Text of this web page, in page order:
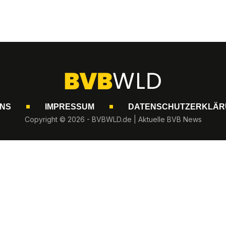
IMPRESSUM
Copyright © 2026 - BVBWLD.de | Aktuelle BVB News